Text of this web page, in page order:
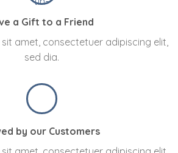
a Gift to a Friend
amet, consectetuer adipiscing elit,
sed dia.
by our Customers